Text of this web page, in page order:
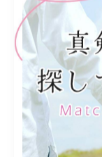
などが挙げられ
は？」という疑
や自立心、思い
す。
婚活で不安を感
に相談すること
理のないペー